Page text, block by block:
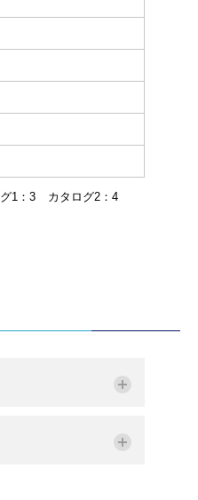
1：3 カタログ2：4